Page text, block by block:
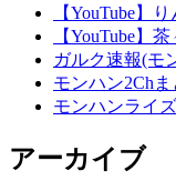
【YouTube】
【YouTube】
ガルク速報(モ
モンハン2Chま
モンハンライ
アーカイブ